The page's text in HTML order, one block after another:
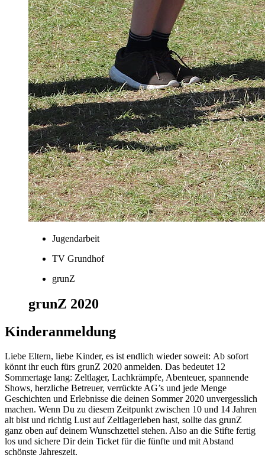
Jugendarbeit
TV Grundhof
grunZ
grunZ 2020
Kinderanmeldung
Liebe Eltern, liebe Kinder, es ist endlich wieder soweit: Ab sofort
könnt ihr euch fürs grunZ 2020 anmelden. Das bedeutet 12
Sommertage lang: Zeltlager, Lachkrämpfe, Abenteuer, spannende
Shows, herzliche Betreuer, verrückte AG’s und jede Menge
Geschichten und Erlebnisse die deinen Sommer 2020 unvergesslich
machen. Wenn Du zu diesem Zeitpunkt zwischen 10 und 14 Jahren
alt bist und richtig Lust auf Zeltlagerleben hast, sollte das grunZ
ganz oben auf deinem Wunschzettel stehen. Also an die Stifte fertig
los und sichere Dir dein Ticket für die fünfte und mit Abstand
schönste Jahreszeit.